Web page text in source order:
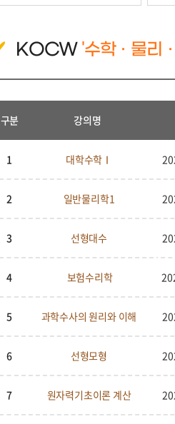
KOCW '수학ㆍ물리
구분 강의명
1 대학수학Ⅰ
2 일반물리학1
3 선형대수
4 보험수리학
5 과학수사의 원리와 이해
6 선형모형
7 원자력기초이론 계산